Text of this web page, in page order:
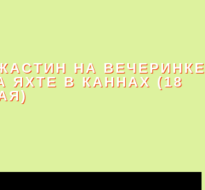
НА ВЕЧЕРИНКЕ
ЯХТЕ В КАННАХ (18